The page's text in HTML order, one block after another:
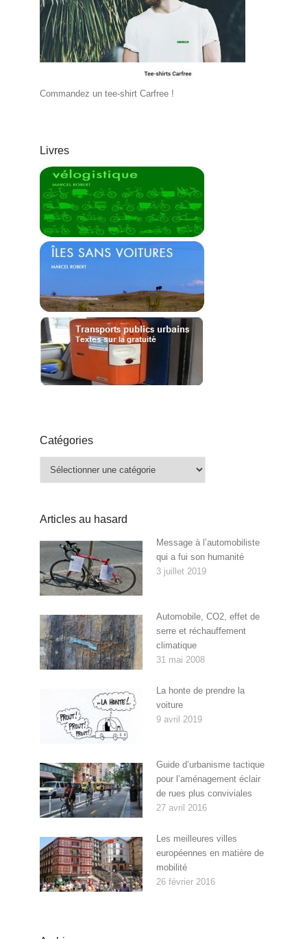
Commandez un tee-shirt Carfree !
Livres
Catégories
Articles au hasard
Message à l’automobiliste
qui a fui son humanité
3 juillet 2019
Automobile, CO2, effet de
serre et réchauffement
climatique
31 mai 2008
La honte de prendre la
voiture
9 avril 2019
Guide d’urbanisme tactique
pour l’aménagement éclair
de rues plus conviviales
27 avril 2016
Les meilleures villes
européennes en matière de
mobilité
26 février 2016